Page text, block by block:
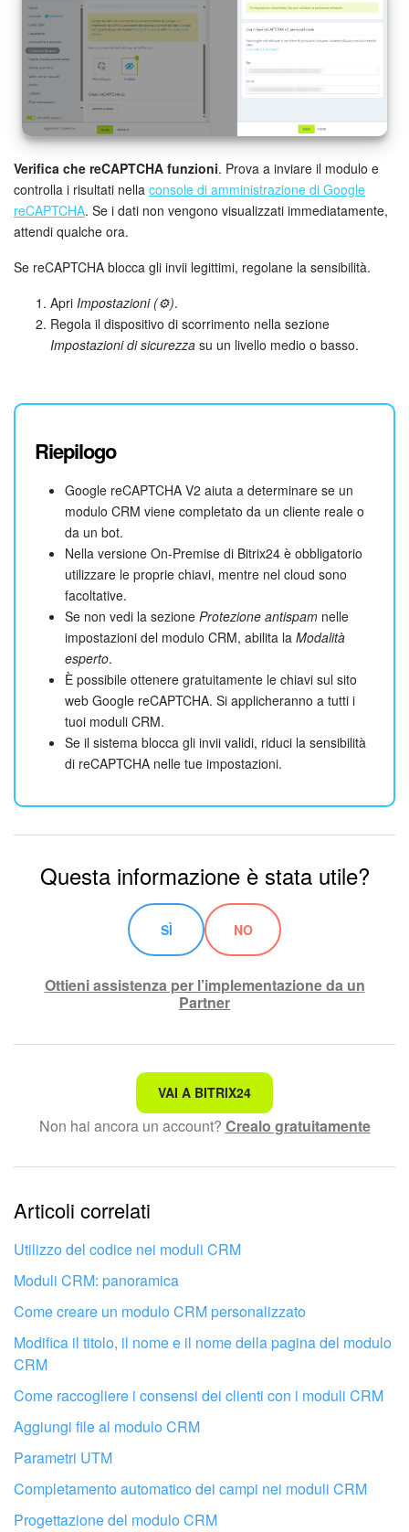
Verifica che reCAPTCHA funzioni. Prova a inviare il modulo e
controlla i risultati nella console di amministrazione di Google
reCAPTCHA. Se i dati non vengono visualizzati immediatamente,
attendi qualche ora.
Se reCAPTCHA blocca gli invii legittimi, regolane la sensibilità.
Apri Impostazioni (⚙️).
Regola il dispositivo di scorrimento nella sezione
Impostazioni di sicurezza su un livello medio o basso.
Riepilogo
Google reCAPTCHA V2 aiuta a determinare se un
modulo CRM viene completato da un cliente reale o
da un bot.
Nella versione On-Premise di Bitrix24 è obbligatorio
utilizzare le proprie chiavi, mentre nel cloud sono
facoltative.
Se non vedi la sezione Protezione antispam nelle
impostazioni del modulo CRM, abilita la Modalità
esperto.
È possibile ottenere gratuitamente le chiavi sul sito
web Google reCAPTCHA. Si applicheranno a tutti i
tuoi moduli CRM.
Se il sistema blocca gli invii validi, riduci la sensibilità
di reCAPTCHA nelle tue impostazioni.
Questa informazione è stata utile?
SÌ NO
Ottieni assistenza per l’implementazione da un
Partner
Non è quello che sto cercando.
Testo complesso e incomprensibile
Le informazioni sono obsolete.
Troppo breve, ho bisogno di maggiori informazioni.
Non mi soddisfa come funziona questo strumento
VAI A BITRIX24
Non hai ancora un account? Crealo gratuitamente
Articoli correlati
Utilizzo del codice nei moduli CRM
Moduli CRM: panoramica
Come creare un modulo CRM personalizzato
Modifica il titolo, il nome e il nome della pagina del modulo
CRM
Come raccogliere i consensi dei clienti con i moduli CRM
Aggiungi file al modulo CRM
Parametri UTM
Completamento automatico dei campi nei moduli CRM
Progettazione del modulo CRM